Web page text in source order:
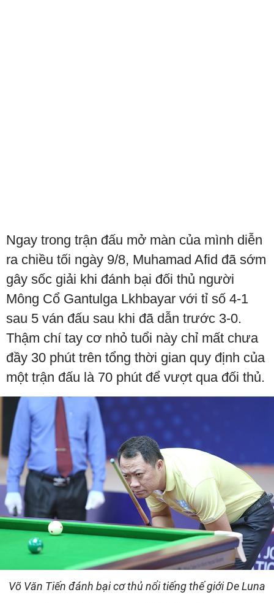
Ngay trong trận đấu mở màn của mình diễn
ra chiều tối ngày 9/8, Muhamad Afid đã sớm
gây sốc giải khi đánh bại đối thủ người
Mông Cổ Gantulga Lkhbayar với tỉ số 4-1
sau 5 ván đấu sau khi đã dẫn trước 3-0.
Thậm chí tay cơ nhỏ tuổi này chỉ mất chưa
đầy 30 phút trên tổng thời gian quy định của
một trận đấu là 70 phút để vượt qua đối thủ.
Võ Văn Tiến đánh bại cơ thủ nổi tiếng thế giới De Luna